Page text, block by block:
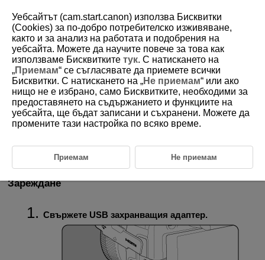
D185-234
Използване на USB захранващ
адаптер за зареждане/
захранване на фотоапарата
С помощта на USB захранващ адаптерPD-E1(продава се отделно)
фотоапарата. Можете също така да захранвате фотоапарата.
Зареждане
Свържете USB захранващия адаптер.
Уебсайтът (cam.start.canon) използва Бисквитки
(Cookies) за по-добро потребителско изживяване,
както и за анализ на работата и подобрения на
уебсайта. Можете да научите повече за това как
използваме Бисквитките тук. С натискането на
„Приемам“ се съгласявате да приемете всички
Бисквитки. С натискането на „Не приемам“ или ако
нищо не е избрано, само Бисквитките, необходими за
предоставянето на съдържанието и функциите на
уебсайта, ще бъдат записани и съхранени. Можете да
промените тази настройка по всяко време.
Приемам Не приемам